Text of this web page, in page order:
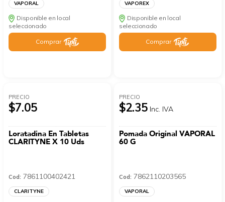
VAPORAL
Disponible en local
seleccionado
Comprar
VAPOREX
Disponible en local
seleccionado
Comprar
PRECIO
$7.05
Loratadina En Tabletas
CLARITYNE X 10 Uds
Cod: 7861100402421
CLARITYNE
PRECIO
$2.35 Inc. IVA
Pomada Original VAPORAL
60 G
Cod: 7862110203565
VAPORAL